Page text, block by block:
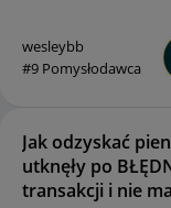
wesleybb
#9 Pomysłodawca
Jak odzyskać
utknęły po
transakcji i nie